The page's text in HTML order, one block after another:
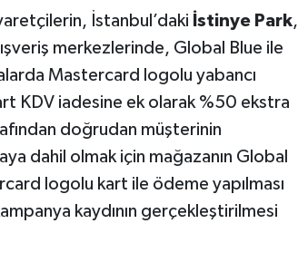
İstanbul’daki İstinye Park,
merkezlerinde, Global Blue ile
Mastercard logolu yabancı
KDV iadesine ek olarak %50 ekstra
doğrudan müşterinin
dahil olmak için mağazanın Global
logolu kart ile ödeme yapılması
kaydının gerçekleştirilmesi